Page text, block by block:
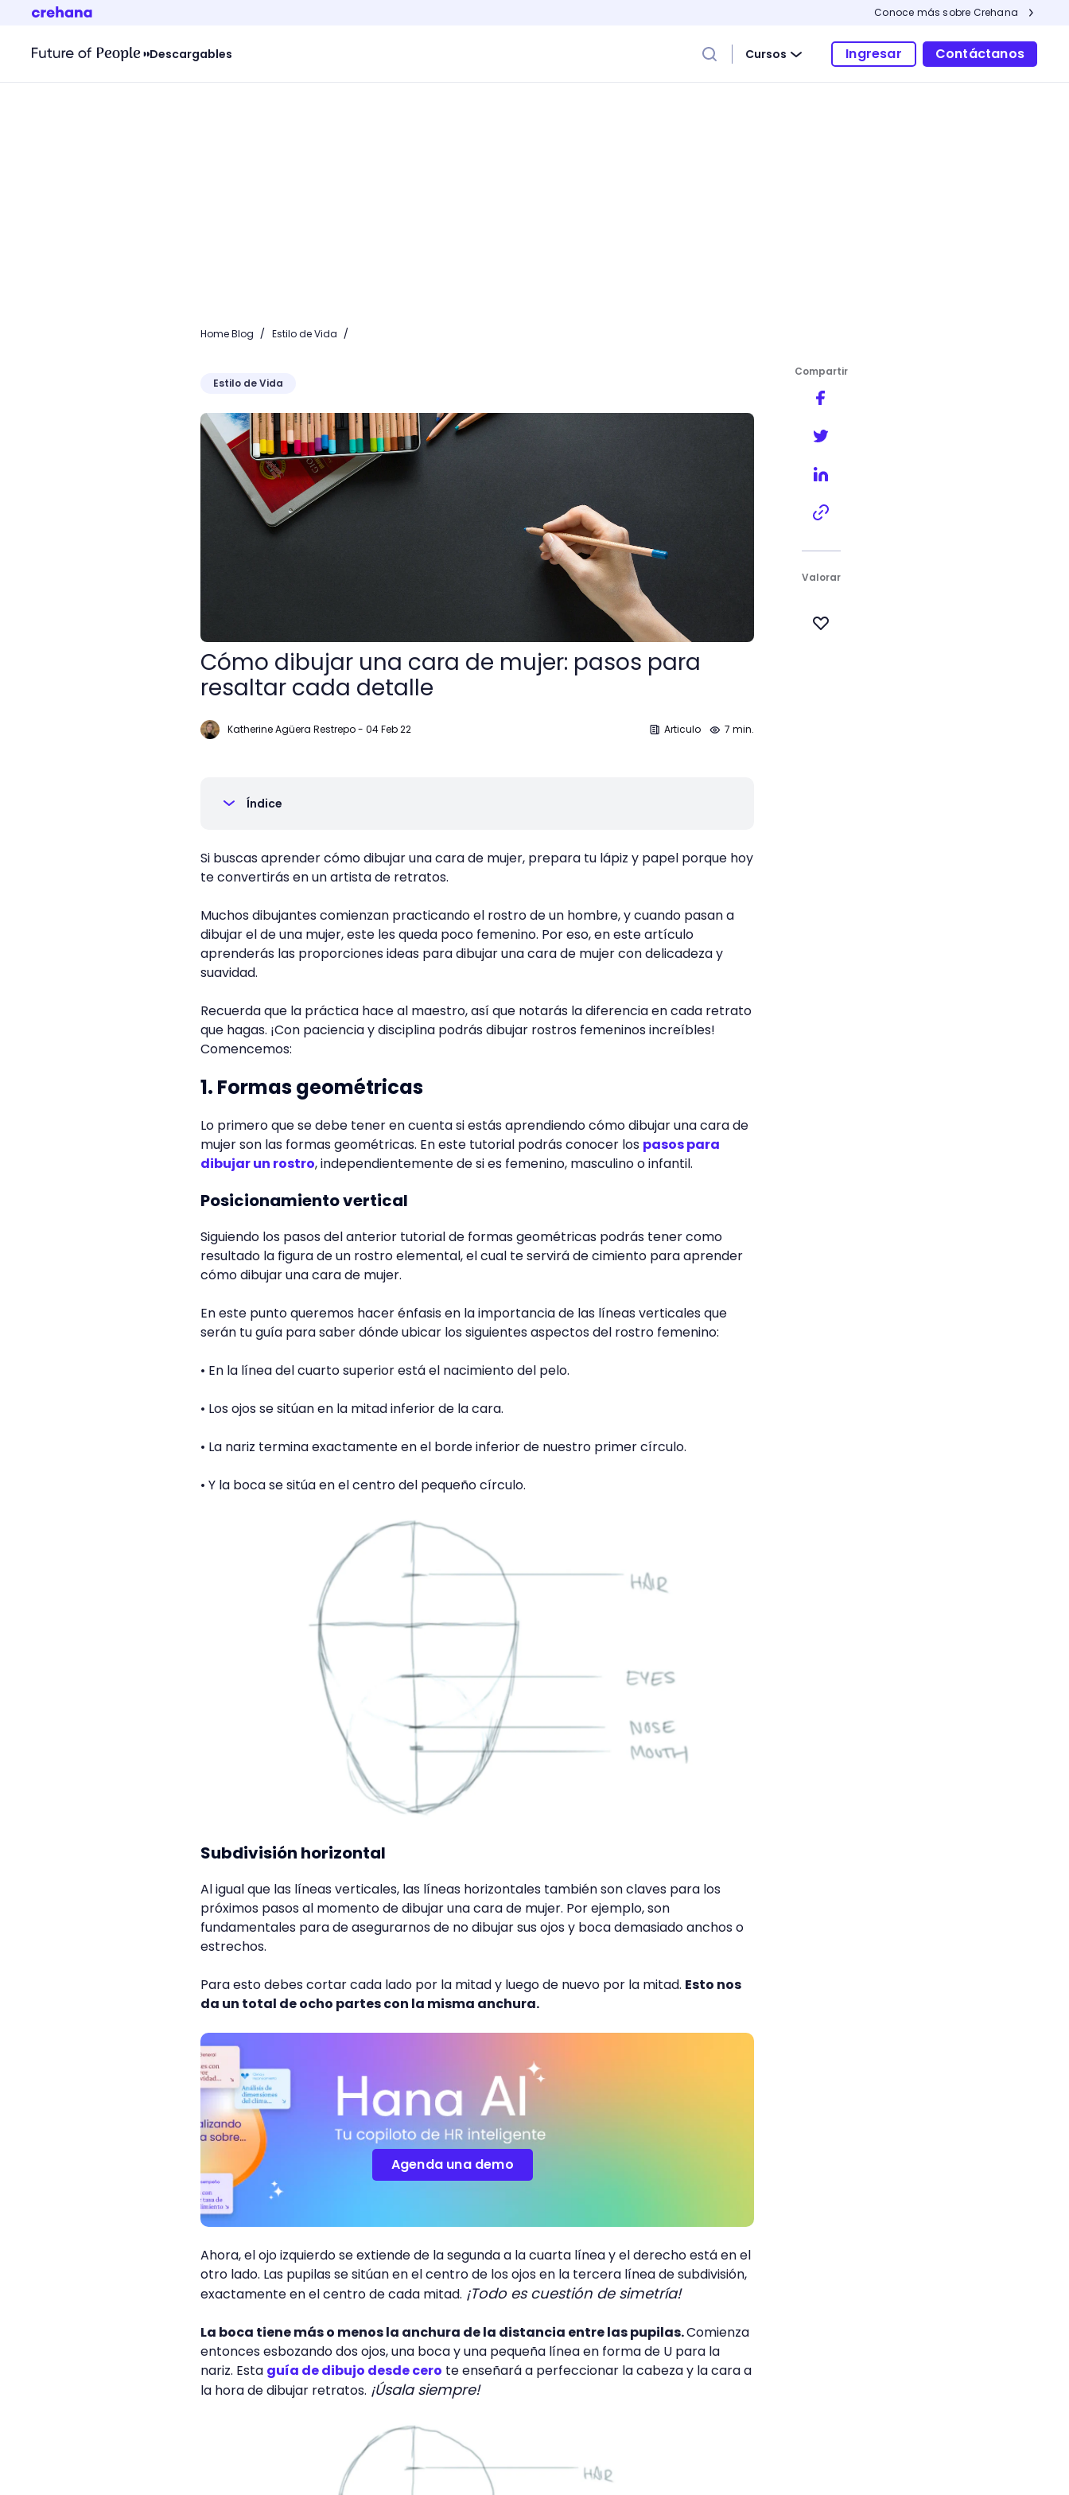
Conoce más sobre Crehana
Descargables Cursos Ingresar Contáctanos
Home Blog / Estilo de Vida /
Estilo de Vida
Cómo dibujar una cara de mujer: pasos para resaltar cada detalle
Cómo dibujar una cara de mujer: pasos para
resaltar cada detalle
Katherine Agüera Restrepo- 04 Feb 22 Articulo 7 min.
Índice
Si buscas aprender cómo dibujar una cara de mujer, prepara tu lápiz y papel porque hoy
te convertirás en un artista de retratos.
Muchos dibujantes comienzan practicando el rostro de un hombre, y cuando pasan a
dibujar el de una mujer, este les queda poco femenino. Por eso, en este artículo
aprenderás las proporciones ideas para dibujar una cara de mujer con delicadeza y
suavidad.
Recuerda que la práctica hace al maestro, así que notarás la diferencia en cada retrato
que hagas. ¡Con paciencia y disciplina podrás dibujar rostros femeninos increíbles!
Comencemos:
1. Formas geométricas
Lo primero que se debe tener en cuenta si estás aprendiendo cómo dibujar una cara de
mujer son las formas geométricas. En este tutorial podrás conocer los pasos para
dibujar un rostro, independientemente de si es femenino, masculino o infantil.
Posicionamiento vertical
Siguiendo los pasos del anterior tutorial de formas geométricas podrás tener como
resultado la figura de un rostro elemental, el cual te servirá de cimiento para aprender
cómo dibujar una cara de mujer.
En este punto queremos hacer énfasis en la importancia de las líneas verticales que
serán tu guía para saber dónde ubicar los siguientes aspectos del rostro femenino:
• En la línea del cuarto superior está el nacimiento del pelo.
• Los ojos se sitúan en la mitad inferior de la cara.
• La nariz termina exactamente en el borde inferior de nuestro primer círculo.
• Y la boca se sitúa en el centro del pequeño círculo.
Subdivisión horizontal
Al igual que las líneas verticales, las líneas horizontales también son claves para los
próximos pasos al momento de dibujar una cara de mujer. Por ejemplo, son
fundamentales para de asegurarnos de no dibujar sus ojos y boca demasiado anchos o
estrechos.
Para esto debes cortar cada lado por la mitad y luego de nuevo por la mitad. Esto nos
da un total de ocho partes con la misma anchura.
Agenda una demo
Ahora, el ojo izquierdo se extiende de la segunda a la cuarta línea y el derecho está en el
otro lado. Las pupilas se sitúan en el centro de los ojos en la tercera línea de subdivisión,
exactamente en el centro de cada mitad. ¡Todo es cuestión de simetría!
La boca tiene más o menos la anchura de la distancia entre las pupilas.Comienza
entonces esbozando dos ojos, una boca y una pequeña línea en forma de U para la
nariz. Esta guía de dibujo desde cero te enseñará a perfeccionar la cabeza y la cara a
la hora de dibujar retratos. ¡Úsala siempre!
Compartir
Valorar